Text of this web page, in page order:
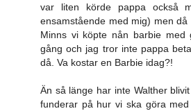
var liten körde pappa också
ensamstående med mig) men
Minns vi köpte nån barbie med
gång och jag tror inte pappa
då. Va kostar en Barbie idag?!
Än så länge har inte Walther
funderar på hur vi ska göra